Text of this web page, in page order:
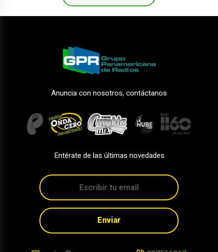
Anuncia con nosotros, contáctanos
Entérate de las últimas novedades
Enviar